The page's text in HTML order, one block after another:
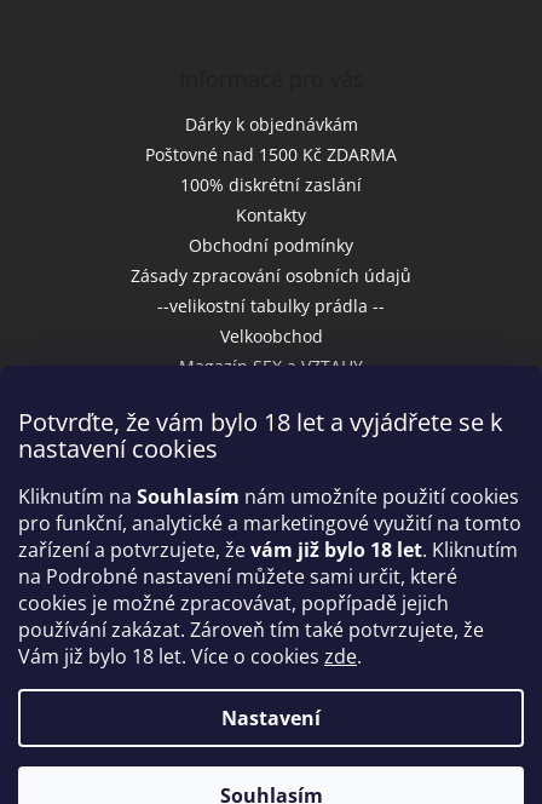
Potvrďte, že vám bylo 18 let a vyjádřete se k
nastavení cookies
Kliknutím na Souhlasím nám umožníte použití cookies
pro funkční, analytické a marketingové využití na tomto
zařízení a potvrzujete, ževám již bylo 18 let. Kliknutím
na Podrobné nastavení můžete sami určit, které
cookies je možné zpracovávat, popřípadě jejich
používání zakázat. Zároveň tím také potvrzujete, že
Vám již bylo 18 let. Více o cookies zde.
Nastavení
Souhlasím
Dárky k objednávkám
Poštovné nad 1500 Kč ZDARMA
100% diskrétní zaslání
Kontakty
Obchodní podmínky
Zásady zpracování osobních údajů
--velikostní tabulky prádla --
Velkoobchod
Magazín SEX a VZTAHY
Přijímáme online platby
Copyright 2026IntimniNakupy.cz. Všechna práva
vyhrazena.